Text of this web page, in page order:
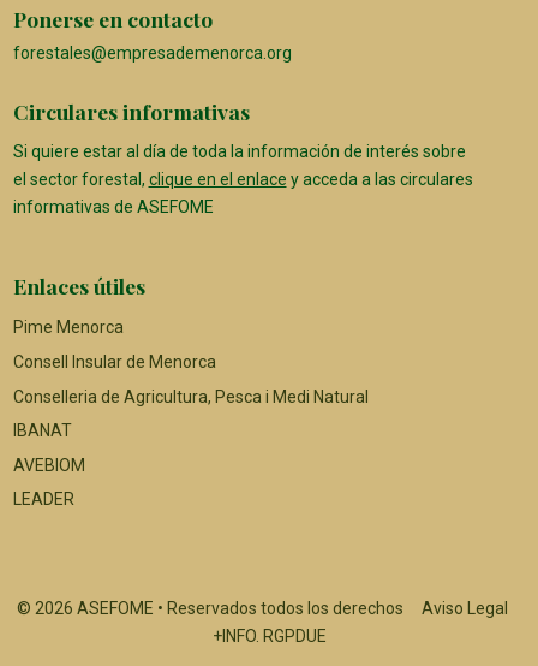
Ponerse en contacto
forestales@empresademenorca.org
Circulares informativas
Si quiere estar al día de toda la información de interés sobre
el sector forestal, clique en el enlace y acceda a las circulares
informativas de ASEFOME
Enlaces útiles
Pime Menorca
Consell Insular de Menorca
Conselleria de Agricultura, Pesca i Medi Natural
IBANAT
AVEBIOM
LEADER
© 2026 ASEFOME • Reservados todos los derechos Aviso Legal
+INFO. RGPDUE